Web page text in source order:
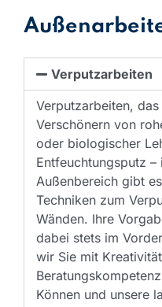
Verputzarbeiten
Verputzarbeiten,
Verschönern von
oder biologischer
Entfeuchtungsputz –
Außenbereich gibt
Techniken zum
Wänden. Ihre
dabei stets im
wir Sie mit
Können und unsere